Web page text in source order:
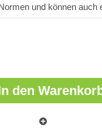
und können auch
den